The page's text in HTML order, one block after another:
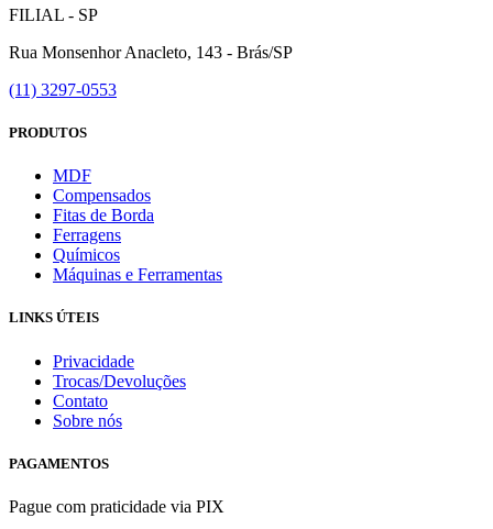
FILIAL - SP
Rua Monsenhor Anacleto, 143 - Brás/SP
(11) 3297-0553
PRODUTOS
MDF
Compensados
Fitas de Borda
Ferragens
Químicos
Máquinas e Ferramentas
LINKS ÚTEIS
Privacidade
Trocas/Devoluções
Contato
Sobre nós
PAGAMENTOS
Pague com praticidade via PIX